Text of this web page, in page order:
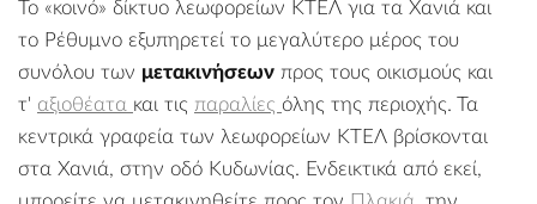
Το «κοινό» δίκτυο λεωφορείων ΚΤΕΛ για τα Χανιά και
το Ρέθυμνο εξυπηρετεί το μεγαλύτερο μέρος του
συνόλου των μετακινήσεων προς τους οικισμούς και
τ' αξιοθέατα και τις παραλίες όλης της περιοχής. Τα
κεντρικά γραφεία των λεωφορείων ΚΤΕΛ βρίσκονται
στα Χανιά, στην οδό Κυδωνίας. Ενδεικτικά από εκεί,